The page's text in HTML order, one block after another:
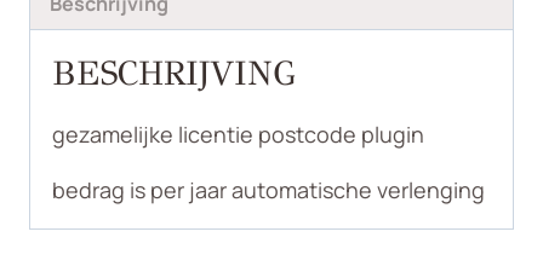
BESCHRIJVING
gezamelijke licentie postcode plugin
bedrag is per jaar automatische verlenging